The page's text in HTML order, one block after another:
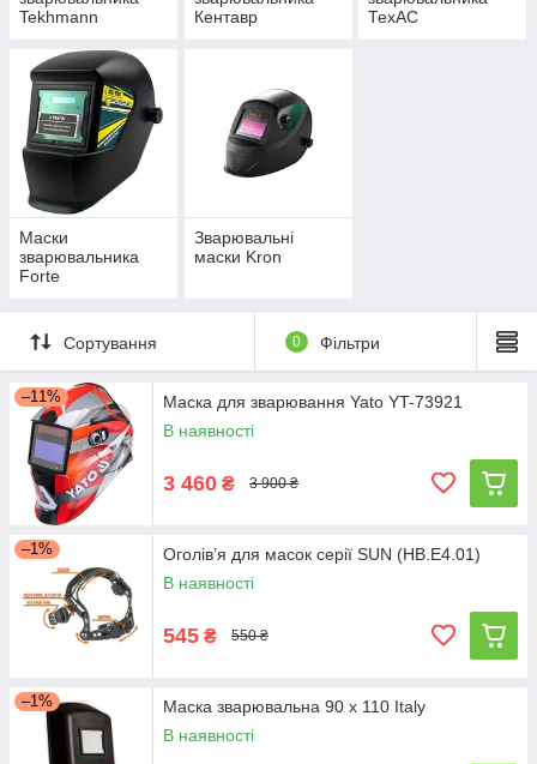
Tekhmann
Кентавр
ТехАС
Маски
зварювальника
Forte
Зварювальні
маски Kron
Сортування 0 Фільтри
–11%
Маска для зварювання Yato YT-73921
В наявності
3 460 ₴ 3 900 ₴
–1%
Оголів’я для масок серії SUN (HB.E4.01)
В наявності
545 ₴ 550 ₴
–1%
Маска зварювальна 90 х 110 Italy
В наявності